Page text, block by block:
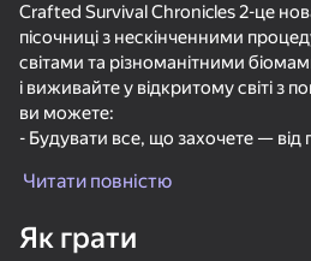
Crafted Survival Chronicles 2-це
пісочниці з нескінченними
світами та різноманітними
і виживайте у відкритому світі з
ви можете:
- Будувати все, що захочете — від
- Дослідіть різноманітні біоми,
- Приручайте диких тварин як
Читати повністю
Як грати